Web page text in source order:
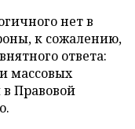
нет в
к сожалению,
ответа:
массовых
Правовой